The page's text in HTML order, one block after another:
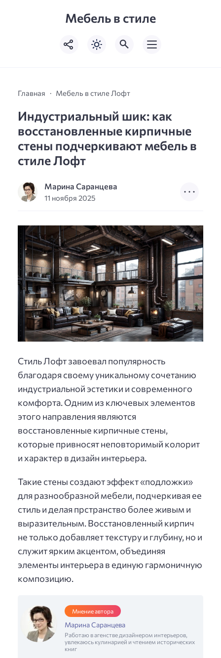
Мебель в стиле
Главная Мебель в стиле Лофт
Индустриальный шик: как
восстановленные кирпичные
стены подчеркивают мебель в
стиле Лофт
Марина Саранцева
11 ноября 2025
Стиль Лофт завоевал популярность
благодаря своему уникальному сочетанию
индустриальной эстетики и современного
комфорта. Одним из ключевых элементов
этого направления являются
восстановленные кирпичные стены,
которые привносят неповторимый колорит
и характер в дизайн интерьера.
Такие стены создают эффект «подложки»
для разнообразной мебели, подчеркивая ее
стиль и делая прстранство более живым и
выразительным. Восстановленный кирпич
не только добавляет текстуру и глубину, но и
служит ярким акцентом, объединяя
элементы интерьера в единую гармоничную
композицию.
Мнение автора
Марина Саранцева
Работаю в агенстве дизайнером интерьеров,
увлекаюсь кулинарией и чтением исторических
книг